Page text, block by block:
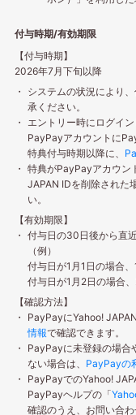
付与時期/有効期限
【付与時期】
2026年7月下旬以降
システムの状況により
承ください。
エントリー時にログイ
PayPayアカウントに
特典付与時期以降に、
特典がPayPayアカウン
JAPAN IDを削除された
い。
【有効期限】
付与日の30日後から直
（例）
付与日が1月1日の場合
付与日が1月2日の場合
【確認方法】
PayPayにYahoo!
情報で確認できます。
PayPayに未登録の場合
ない場合は、 PayPayの
PayPayでのYahoo!
PayPayヘルプの「
確認のうえ、お問い合わ